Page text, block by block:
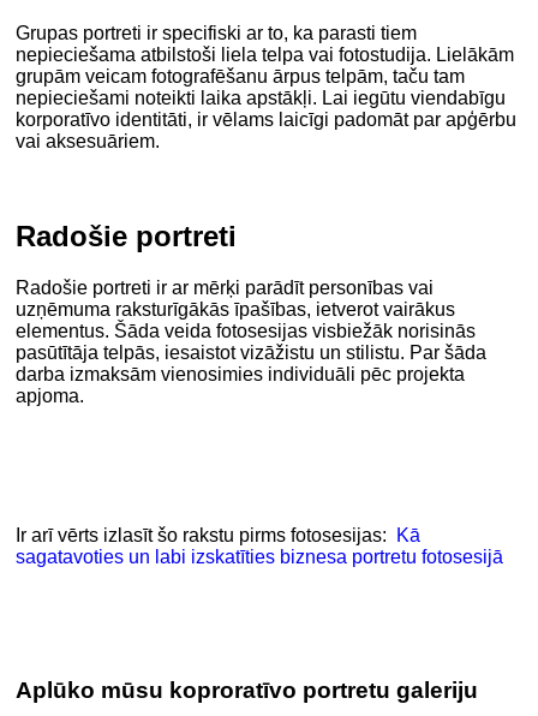
Grupas portreti ir specifiski ar to, ka parasti tiem
nepieciešama atbilstoši liela telpa vai fotostudija. Lielākām
grupām veicam fotografēšanu ārpus telpām, taču tam
nepieciešami noteikti laika apstākļi. Lai iegūtu viendabīgu
korporatīvo identitāti, ir vēlams laicīgi padomāt par apģērbu
vai aksesuāriem.
Radošie portreti
Radošie portreti ir ar mērķi parādīt personības vai
uzņēmuma raksturīgākās īpašības, ietverot vairākus
elementus. Šāda veida fotosesijas visbiežāk norisinās
pasūtītāja telpās, iesaistot vizāžistu un stilistu. Par šāda
darba izmaksām vienosimies individuāli pēc projekta
apjoma.
Ir arī vērts izlasīt šo rakstu pirms fotosesijas: Kā
sagatavoties un labi izskatīties biznesa portretu fotosesijā
Aplūko mūsu koproratīvo portretu galeriju